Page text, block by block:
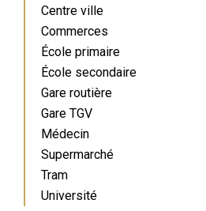
Centre ville
Commerces
École primaire
École secondaire
Gare routière
Gare TGV
Médecin
Supermarché
Tram
Université